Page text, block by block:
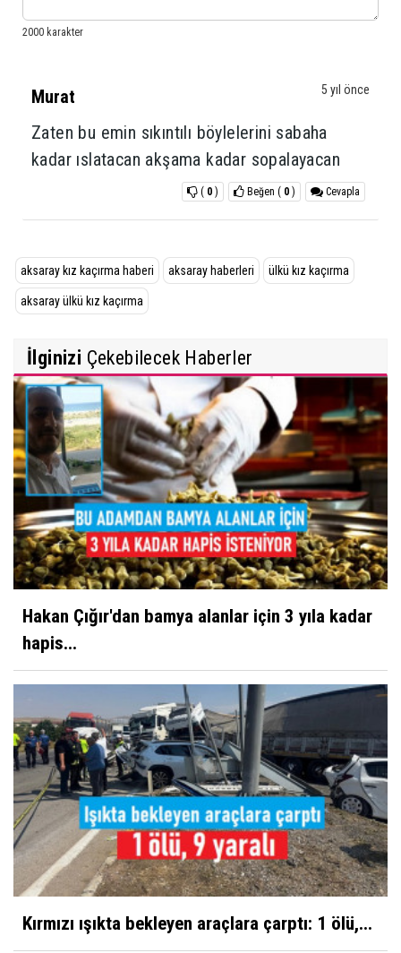
Murat 5 yıl önce
Zaten bu emin sıkıntılı böylelerini sabaha
kadar ıslatacan akşama kadar sopalayacan
Cevapla
Beğen ( 0 )
( 0 )
aksaray kız kaçırma haberi aksaray haberleri ülkü kız kaçırma
aksaray ülkü kız kaçırma
İlginizi Çekebilecek Haberler
Hakan Çığır'dan bamya alanlar için 3 yıla kadar
hapis...
Kırmızı ışıkta bekleyen araçlara çarptı: 1 ölü,...